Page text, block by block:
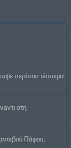
περίπου τέσσερα
στη
Πάφου,